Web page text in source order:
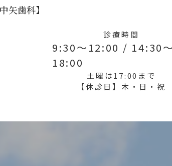
矢歯科】
診療時間
9:30～12:00 / 14:30～
18:00
土曜は17:00まで
【休診日】木・日・祝